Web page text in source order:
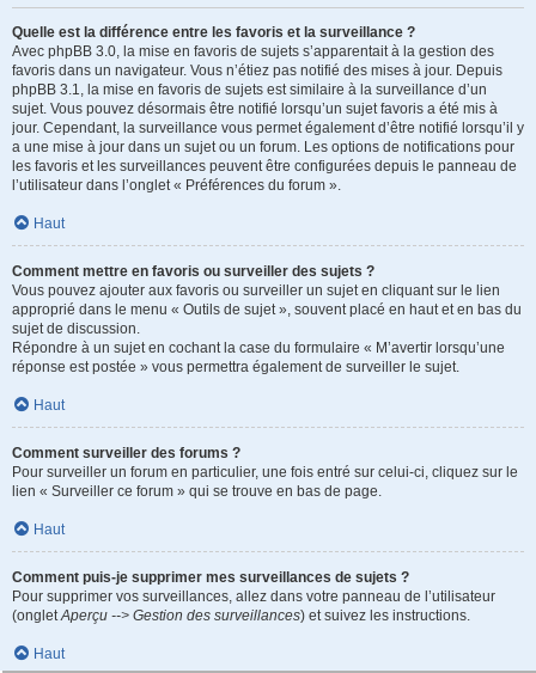
Quelle est la différence entre les favoris et la surveillance ?
Avec phpBB 3.0, la mise en favoris de sujets s’apparentait à la gestion des
favoris dans un navigateur. Vous n’étiez pas notifié des mises à jour. Depuis
phpBB 3.1, la mise en favoris de sujets est similaire à la surveillance d’un
sujet. Vous pouvez désormais être notifié lorsqu’un sujet favoris a été mis à
jour. Cependant, la surveillance vous permet également d’être notifié lorsqu’il y
a une mise à jour dans un sujet ou un forum. Les options de notifications pour
les favoris et les surveillances peuvent être configurées depuis le panneau de
l’utilisateur dans l’onglet « Préférences du forum ».
Haut
Comment mettre en favoris ou surveiller des sujets ?
Vous pouvez ajouter aux favoris ou surveiller un sujet en cliquant sur le lien
approprié dans le menu « Outils de sujet », souvent placé en haut et en bas du
sujet de discussion.
Répondre à un sujet en cochant la case du formulaire « M’avertir lorsqu’une
réponse est postée » vous permettra également de surveiller le sujet.
Haut
Comment surveiller des forums ?
Pour surveiller un forum en particulier, une fois entré sur celui-ci, cliquez sur le
lien « Surveiller ce forum » qui se trouve en bas de page.
Haut
Comment puis-je supprimer mes surveillances de sujets ?
Pour supprimer vos surveillances, allez dans votre panneau de l’utilisateur
(ongletAperçu --> Gestion des surveillances) et suivez les instructions.
Haut